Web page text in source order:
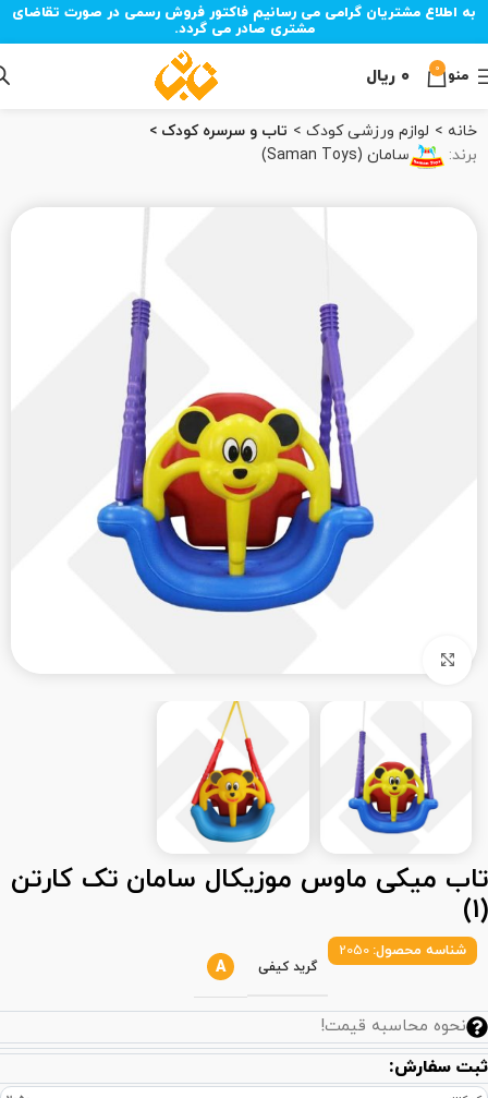
به اطلاع مشتریان گرامی می رسانیم فاکتور فروش رسمی در صورت تقاضای
مشتری صادر می گردد.
منو 0 ۰ ریال
خانه لوازم ورزشی کودک
تاب و سرسره کودک
برند:
سامان (Saman Toys)
تاب میکی ماوس موزیکال سامان تک کارتن
(1)
شناسه محصول: 2050
گرید کیفی A
نحوه محاسبه قیمت!
ثبت سفارش: